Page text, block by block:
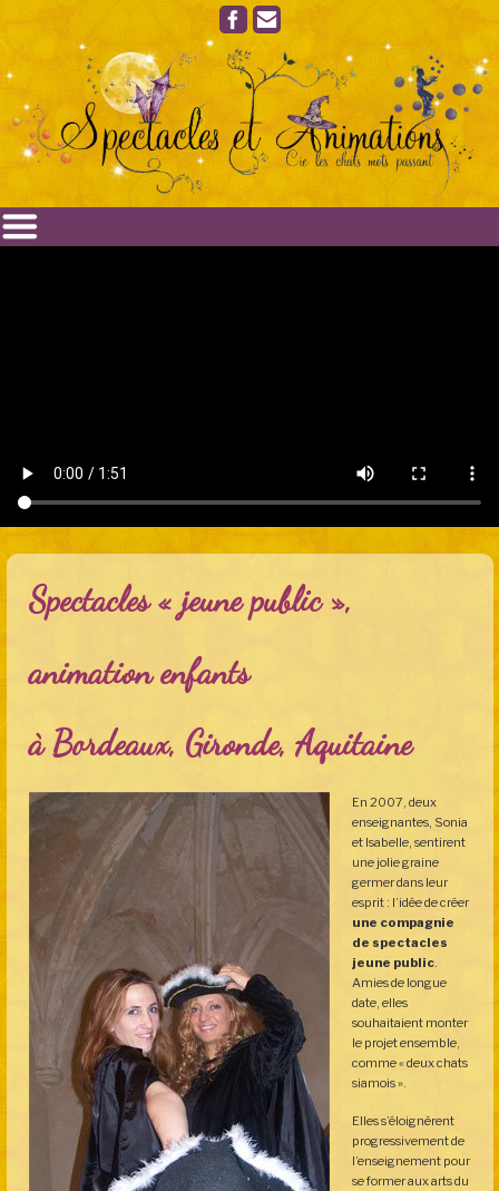
Spectacles « jeune public »,
animation enfants
à Bordeaux, Gironde, Aquitaine
En 2007, deux
enseignantes, Sonia
et Isabelle, sentirent
une jolie graine
germer dans leur
esprit : l’idée de créer
une compagnie
de spectacles
jeune public.
Amies de longue
date, elles
souhaitaient monter
le projet ensemble,
comme « deux chats
siamois ».
Elles s’éloignèrent
progressivement de
l’enseignement pour
se former aux arts du